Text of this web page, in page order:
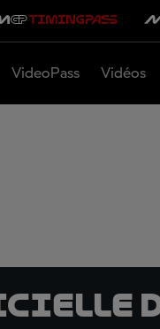
VideoPass Vidéos
de